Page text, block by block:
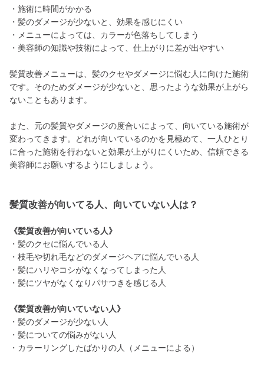
・施術に時間がかかる
・髪のダメージが少ないと、効果を感じにくい
・メニューによっては、カラーが色落ちしてしまう
・美容師の知識や技術によって、仕上がりに差が出やすい
髪質改善メニューは、髪のクセやダメージに悩む人に向けた施術
です。そのためダメージが少ないと、思ったような効果が上がら
ないこともあります。
また、元の髪質やダメージの度合いによって、向いている施術が
変わってきます。どれが向いているのかを見極めて、一人ひとり
に合った施術を行わないと効果が上がりにくいため、信頼できる
美容師にお願いするようにしましょう。
髪質改善が向いてる人、向いていない人は？
《髪質改善が向いている人》
・髪のクセに悩んでいる人
・枝毛や切れ毛などのダメージヘアに悩んでいる人
・髪にハリやコシがなくなってしまった人
・髪にツヤがなくなりパサつきを感じる人
《髪質改善が向いていない人》
・髪のダメージが少ない人
・髪についての悩みがない人
・カラーリングしたばかりの人（メニューによる）